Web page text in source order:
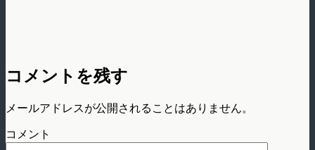
コメントを残す
メールアドレスが公開されることはありません。
コメント